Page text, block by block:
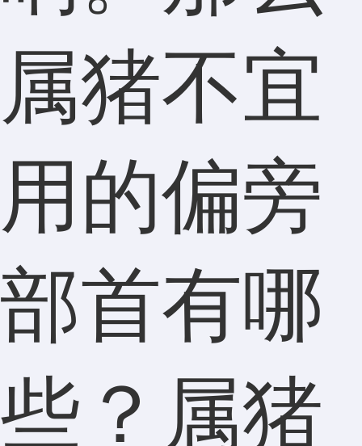
属猪不宜
用的偏旁
部首有哪
些？属猪